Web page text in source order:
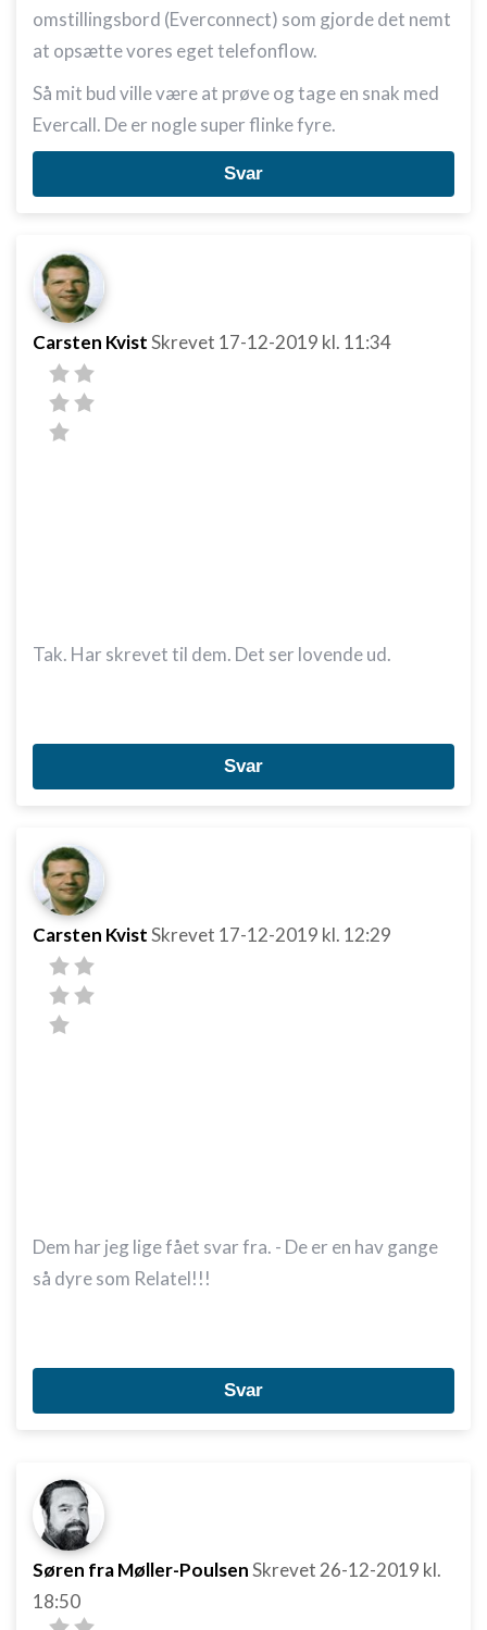
omstillingsbord (Everconnect) som gjorde det nemt
at opsætte vores eget telefonflow.
Så mit bud ville være at prøve og tage en snak med
Evercall. De er nogle super flinke fyre.
Svar
Carsten KvistSkrevet 17-12-2019 kl. 11:34
Tak. Har skrevet til dem. Det ser lovende ud.
Svar
Carsten KvistSkrevet 17-12-2019 kl. 12:29
Dem har jeg lige fået svar fra. - De er en hav gange
så dyre som Relatel!!!
Svar
Søren fra Møller-PoulsenSkrevet 26-12-2019 kl.
18:50